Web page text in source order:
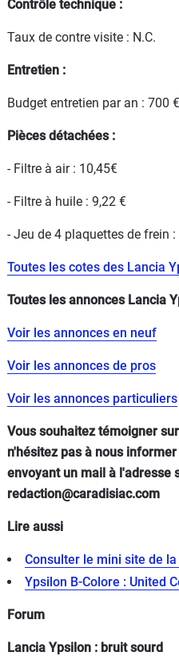
Contrôle technique :
Taux de contre visite : N.C.
Entretien :
Budget entretien par an : 700 €
Pièces détachées :
- Filtre à air : 10,45€
- Filtre à huile : 9,22 €
- Jeu de 4 plaquettes de frein :
Toutes les cotes des Lancia
Toutes les annonces Lancia
Voir les annonces en neuf
Voir les annonces de pros
Voir les annonces particuliers
Vous souhaitez témoigner
n'hésitez pas à nous
envoyant un mail à l'adresse
redaction@caradisiac.com
Lire aussi
Consulter le mini site de
Ypsilon B-Colore : United
Forum
Lancia Ypsilon : bruit sourd